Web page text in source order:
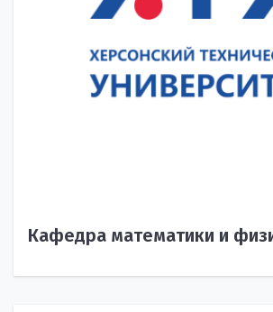
Кафедра математики и